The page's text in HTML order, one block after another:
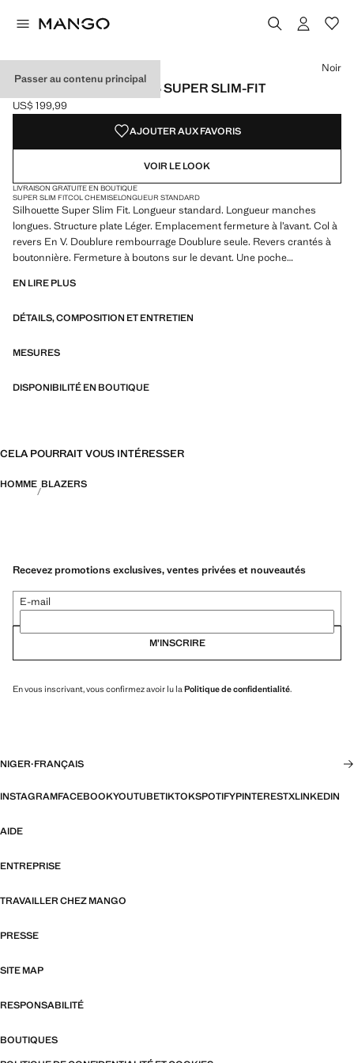
Passer au contenu principal
VESTE COSTUME PARÍS SUPER SLIM-FIT
Prix actuel [US$ 199,99 ]
US$ 199,99
Choisissez une couleur
Couleur Noir sélectionnée
Couleur Bleu encre
Couleur Bleu marine foncé
Noir
AJOUTER AUX FAVORIS
VOIR LE LOOK
LIVRAISON GRATUITE EN BOUTIQUE
SUPER SLIM FITCOL CHEMISELONGUEUR STANDARD
Silhouette Super Slim Fit. Longueur standard. Longueur manches
longues. Structure plate Léger. Emplacement fermeture à l’avant. Col à
revers En V. Doublure rembourrage Doublure seule. Revers crantés à
boutonnière. Fermeture à boutons sur le devant. Une poche
patte boutonnée. Hem with two side slits. Poche intérieure. Doublure
confort. Imprimé à carreaux prince de galles. Tissu stretch. Col à
à rabat sur le devant. Manches longues boutonnées. Trois poches
intérieures. Collection tailleur. Confort : Ce vêtement offre une liberté de
EN LIRE PLUS
DÉTAILS, COMPOSITION ET ENTRETIEN
MESURES
DISPONIBILITÉ EN BOUTIQUE
CELA POURRAIT VOUS INTÉRESSER
HOMME BLAZERS
Recevez promotions exclusives, ventes privées et nouveautés
E-mail
M’INSCRIRE
En vous inscrivant, vous confirmez avoir lu la Politique de confidentialité.
NIGER·FRANÇAIS
INSTAGRAMFACEBOOKYOUTUBETIKTOKSPOTIFYPINTERESTXLINKEDIN
AIDE
ENTREPRISE
TRAVAILLER CHEZ MANGO
PRESSE
SITE MAP
RESPONSABILITÉ
BOUTIQUES